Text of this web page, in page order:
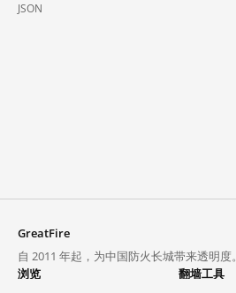
JSON
GreatFire
自 2011 年起，为中国防火长城带来透明度。
浏览
翻墙工具